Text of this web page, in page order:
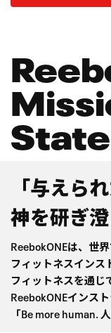
「与えら
神を研ぎ澄
ReebokONEは、世
フィットネスインス
フィットネスを通じ
ReebokONEインス
「Be more human.